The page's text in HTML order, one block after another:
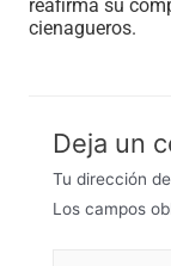
reafirma su
cienagueros.
Deja un
Tu dirección
Los campos